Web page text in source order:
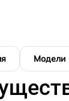
Модели